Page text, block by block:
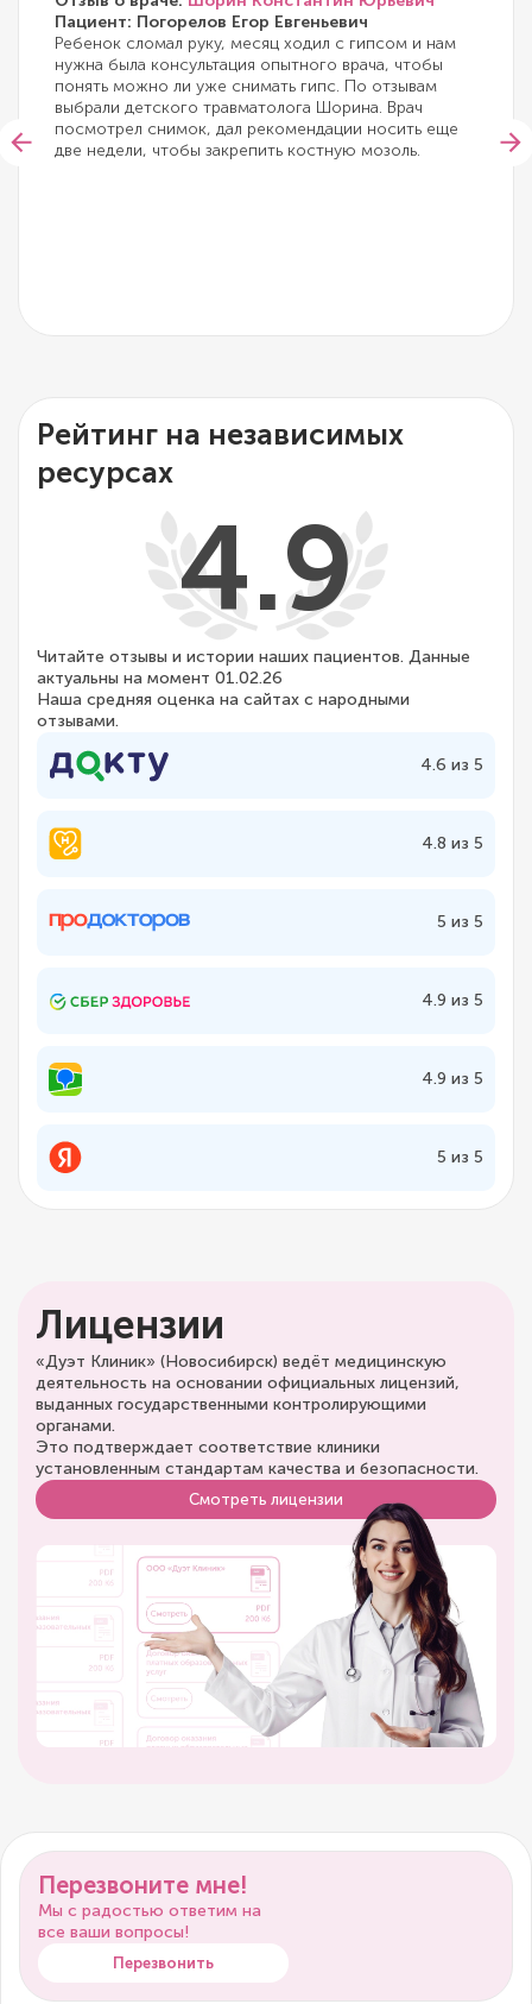
Пациент: Погорелов Егор Евгеньевич
Ребенок сломал руку, месяц ходил с гипсом и нам
нужна была консультация опытного врача, чтобы
понять можно ли уже снимать гипс. По отзывам
выбрали детского травматолога Шорина. Врач
посмотрел снимок, дал рекомендации носить еще
две недели, чтобы закрепить костную мозоль.
Рейтинг на независимых
ресурсах
4.9
Читайте отзывы и истории наших пациентов. Данные
актуальны на момент 01.02.26
Наша средняя оценка на сайтах с народными
отзывами.
4.6 из 5
4.8 из 5
5 из 5
4.9 из 5
4.9 из 5
5 из 5
Лицензии
«Дуэт Клиник» (Новосибирск) ведёт медицинскую
деятельность на основании официальных лицензий,
выданных государственными контролирующими
органами.
Это подтверждает соответствие клиники
установленным стандартам качества и безопасности.
Смотреть лицензии
Перезвоните мне!
Мы с радостью ответим на
все ваши вопросы!
Перезвонить